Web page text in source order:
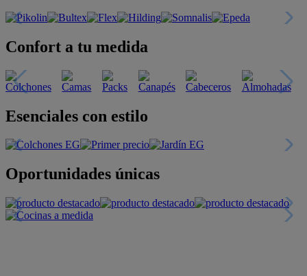
Confort a tu medida
Esenciales con estilo
Oportunidades únicas